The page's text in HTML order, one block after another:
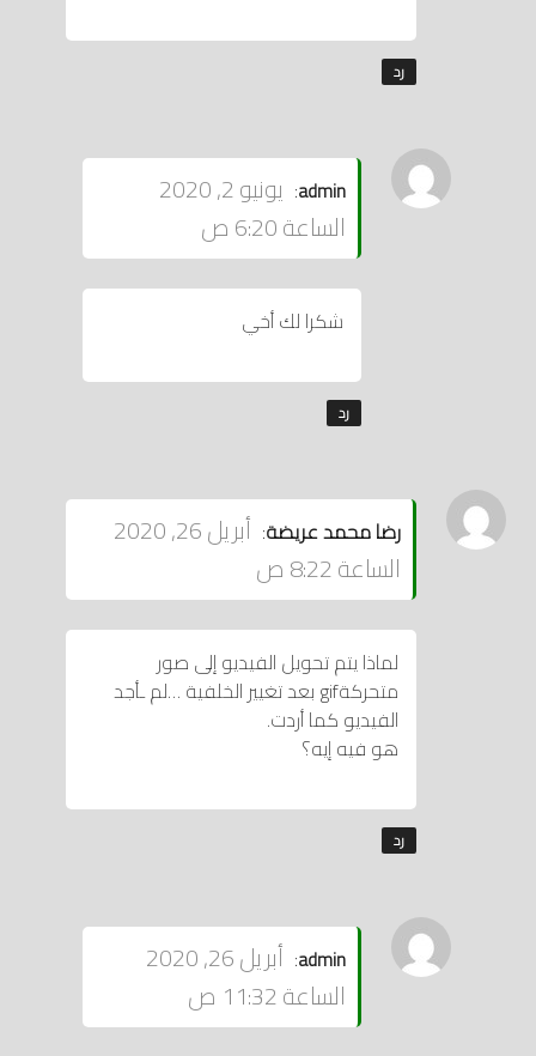
رد
يقول
admin
:
يونيو 2, 2020
الساعة 6:20 ص
شكرا لك أخي
رد
يقول
رضا محمد عريضة:
أبريل 26, 2020
الساعة 8:22 ص
لماذا يتم تحويل الفيديو إلى صور
متحركةgif بعد تغيير الخلفية …لم ـأجد
الفيديو كما أردت.
هو فيه إيه؟
رد
يقول
admin
:
أبريل 26, 2020
الساعة 11:32 ص